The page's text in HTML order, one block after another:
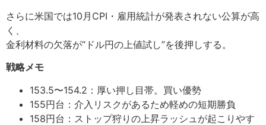
さらに米国では10月CPI・雇用統計が発表されない公算が高
く、
金利材料の欠落が“ドル円の上値試し”を後押しする。
戦略メモ
153.5〜154.2：厚い押し目帯。買い優勢
155円台：介入リスクがあるため軽めの短期勝負
158円台：ストップ狩りの上昇ラッシュが起こりやす